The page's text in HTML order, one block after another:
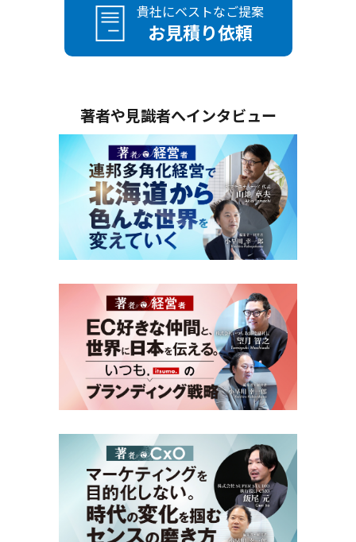
貴社にベストなご提案
お見積り依頼
著者や見識者へインタビュー